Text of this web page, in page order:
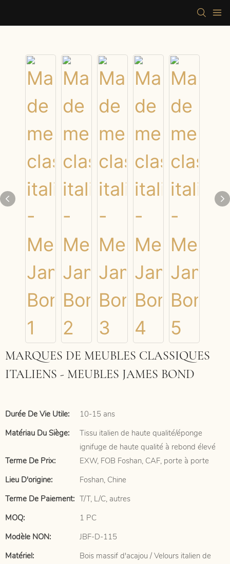
MARQUES DE MEUBLES CLASSIQUES
ITALIENS - MEUBLES JAMES BOND
Durée De Vie Utile:
10-15 ans
Matériau Du Siège:
Tissu italien de haute qualité/éponge
ignifuge de haute qualité à rebond élevé
Terme De Prix:
EXW, FOB Foshan, CAF, porte à porte
Lieu D'origine:
Foshan, Chine
Terme De Paiement: T/T, L/C, autres
MOQ:
1 PC
Modèle NON:
JBF-D-115
Matériel:
Bois massif d'acajou / Velours italien de